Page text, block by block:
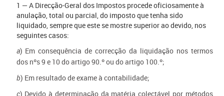
1 — A Direcção-Geral dos Impostos procede oficiosamente à
anulação, total ou parcial, do imposto que tenha sido
liquidado, sempre que este se mostre superior ao devido, nos
seguintes casos:
a) Em consequência de correcção da liquidação nos termos
dos nºs 9 e 10 do artigo 90.º ou do artigo 100.º;
b) Em resultado de exame à contabilidade;
c) Devido à determinação da matéria colectável por métodos